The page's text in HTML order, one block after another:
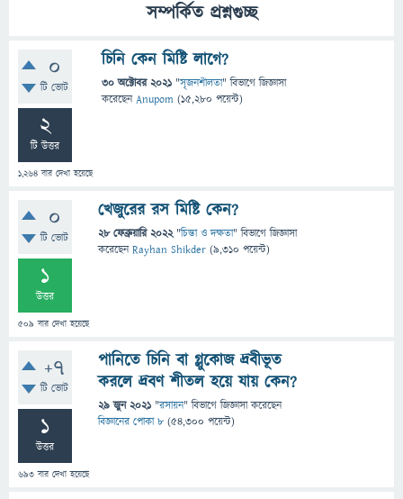
সম্পর্কিত প্রশ্নগুচ্ছ
0
টি ভোট
2
টি উত্তর
1,264 বার দেখা হয়েছে
চিনি কেন মিষ্টি লাগে?
30 অক্টোবর 2021 "সৃজনশীলতা" বিভাগে জিজ্ঞাসা
করেছেনAnupom (15,280 পয়েন্ট)
0
টি ভোট
1
উত্তর
509 বার দেখা হয়েছে
খেজুরের রস মিষ্টি কেন?
28 ফেব্রুয়ারি 2022 "চিন্তা ও দক্ষতা" বিভাগে জিজ্ঞাসা
করেছেনRayhan Shikder (9,310 পয়েন্ট)
+7
টি ভোট
1
উত্তর
693 বার দেখা হয়েছে
পানিতে চিনি বা গ্লুকোজ দ্রবীভূত
করলে দ্রবণ শীতল হয়ে যায় কেন?
29 জুন 2021 "রসায়ন" বিভাগে জিজ্ঞাসাকরেছেন
বিজ্ঞানের পোকা ৮ (54,300 পয়েন্ট)